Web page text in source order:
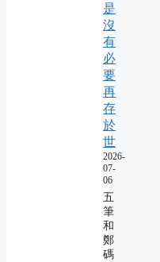
是
沒
有
必
要
再
存
於
世
2026-
07-
06
五
筆
和
鄭
碼